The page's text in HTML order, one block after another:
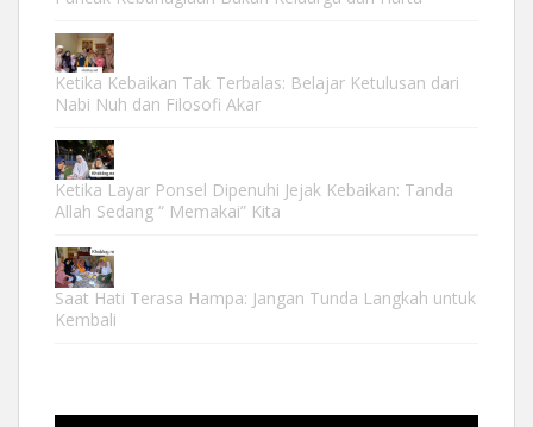
Ketika Kebaikan Tak Terbalas: Belajar Ketulusan dari
Nabi Nuh dan Filosofi Akar
Ketika Layar Ponsel Dipenuhi Jejak Kebaikan: Tanda
Allah Sedang “ Memakai” Kita
Saat Hati Terasa Hampa: Jangan Tunda Langkah untuk
Kembali